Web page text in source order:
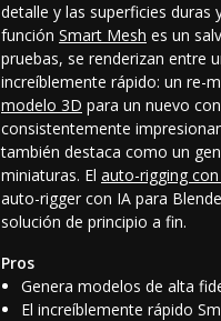
detalle y las superficies
función Smart Mesh es un
pruebas, se renderizan entre
increíblemente rápido: un re-
modelo 3D para un nuevo
consistentemente
también destaca como un
miniaturas. El auto-rigging
auto-rigger con IA para
solución de principio a fin.
Pros
Genera modelos de alta
El increíblemente rápido